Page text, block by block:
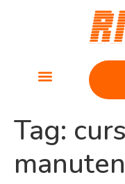
Tag: